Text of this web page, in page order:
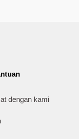
dengan kami